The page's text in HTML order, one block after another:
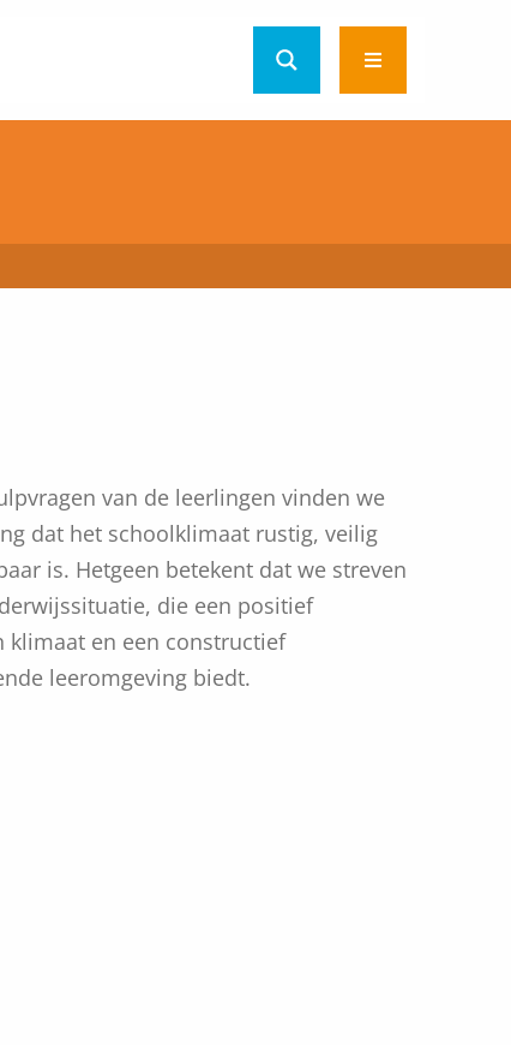
Open
menu
van de leerlingen vinden we
dat het schoolklimaat rustig, veilig
is. Hetgeen betekent dat we streven
die een positief
klimaat en een constructief
leeromgeving biedt.